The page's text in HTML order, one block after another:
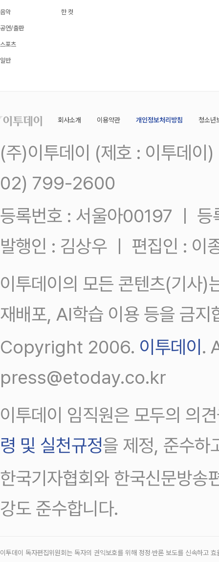
음악
공연/출판
스포츠
일반
한 컷
회사소개 이용약관 개인정보처리방침 청소년
(주)이투데이 (제호 : 이투데
02) 799-2600
등록번호 : 서울아00197 ㅣ
발행인 : 김상우 ㅣ 편집인 : 이
이투데이의 모든 콘텐츠(기사)
재배포, AI학습 이용 등을 금지
Copyright 2006. 이투데이.
press@etoday.co.kr
이투데이 임직원은 모두의 의
령 및 실천규정을 제정, 준수하
한국기자협회와 한국신문방송
강도 준수합니다.
이투데이 독자편집위원회는 독자의 권익보호를 위해 정정‧반론 보도를 신속하고